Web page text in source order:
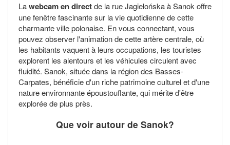
Lawebcam en directde la rue Jagielońska à Sanok offre
une fenêtre fascinante sur la vie quotidienne de cette
charmante ville polonaise. En vous connectant, vous
pouvez observer l'animation de cette artère centrale, où
les habitants vaquent à leurs occupations, les touristes
explorent les alentours et les véhicules circulent avec
fluidité. Sanok, située dans la région des Basses-
Carpates, bénéficie d'un riche patrimoine culturel et d'une
nature environnante époustouflante, qui mérite d'être
explorée de plus près.
Que voir autour de Sanok?